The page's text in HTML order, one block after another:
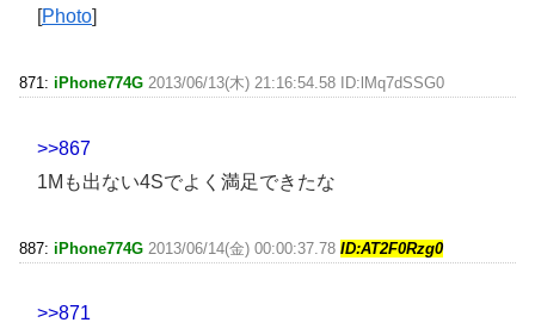
[Photo]
871: iPhone774G 2013/06/13(木) 21:16:54.58 ID:lMq7dSSG0
>>867
1Mも出ない4Sでよく満足できたな
887: iPhone774G 2013/06/14(金) 00:00:37.78 ID:AT2F0Rzg0
>>871